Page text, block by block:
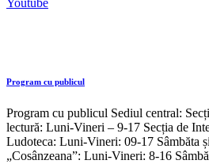
Youtube
Program cu publicul
Program cu publicul Sediul central:
lectură: Luni-Vineri – 9-17 Secția de
Ludoteca: Luni-Vineri: 09-17 Sâmbăta
„Cosânzeana”: Luni-Vineri: 8-16